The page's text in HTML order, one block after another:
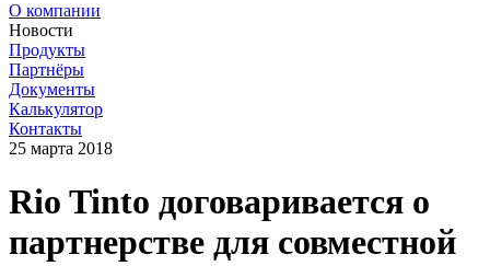
О компании
Новости
Продукты
Партнёры
Документы
Калькулятор
Контакты
25 марта 2018
Rio Tinto договаривается о
партнерстве для совместной